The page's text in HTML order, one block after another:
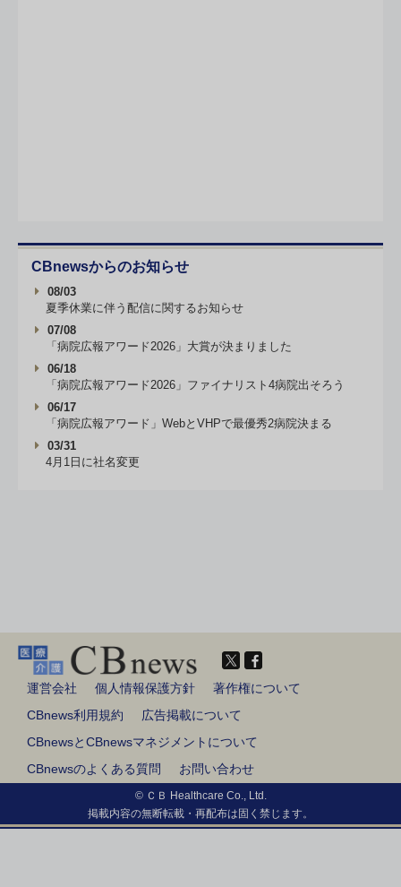
CBnewsからのお知らせ
08/03
夏季休業に伴う配信に関するお知らせ
07/08
「病院広報アワード2026」大賞が決まりました
06/18
「病院広報アワード2026」ファイナリスト4病院出そろう
06/17
「病院広報アワード」WebとVHPで最優秀2病院決まる
03/31
4月1日に社名変更
運営会社 個人情報保護方針
著作権について
CBnews利用規約
広告掲載について
CBnewsとCBnewsマネジメントについて
CBnewsのよくある質問
お問い合わせ
© ＣＢ Healthcare Co., Ltd.
掲載内容の無断転載・再配布は固く禁じます。